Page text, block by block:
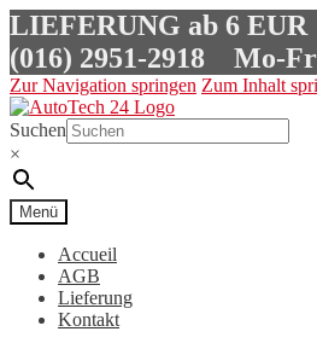
LIEFERUNG ab 6 EUR
(016) 2951-2918 Mo-Fr
Zur Navigation springen Zum Inhalt
Suchen
×
Menü
Accueil
AGB
Lieferung
Kontakt